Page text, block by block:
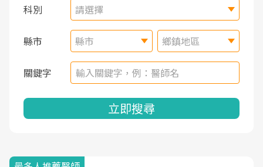
科別 請選擇
縣市 縣市 鄉鎮地區
關鍵字
立即搜尋